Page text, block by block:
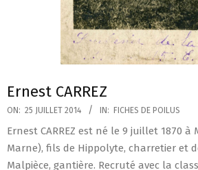
Ernest CARREZ
2014-
07-
25
ON: 25 JUILLET 2014 IN: FICHES DE POILUS
Ernest CARREZ est né le 9 juillet 1870 à
Marne), fils de Hippolyte, charretier et
Malpièce, gantière. Recruté avec la